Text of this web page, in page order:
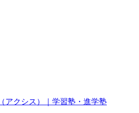
アクシス）｜学習塾・進学塾